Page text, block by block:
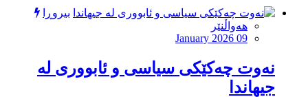
بیروڕا
هەواڵنێر
January 2026 09
نەوت چەکێکی سیاسی و ئابووری لە
جیهاندا